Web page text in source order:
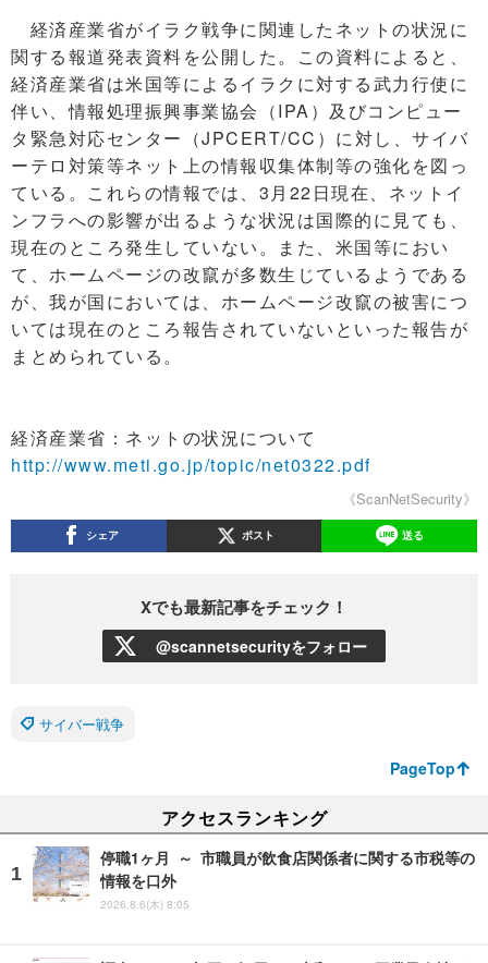
経済産業省がイラク戦争に関連したネットの状況に
関する報道発表資料を公開した。この資料によると、
経済産業省は米国等によるイラクに対する武力行使に
伴い、情報処理振興事業協会（IPA）及びコンピュー
タ緊急対応センター（JPCERT/CC）に対し、サイバ
ーテロ対策等ネット上の情報収集体制等の強化を図っ
ている。これらの情報では、3月22日現在、ネットイ
ンフラへの影響が出るような状況は国際的に見ても、
現在のところ発生していない。また、米国等におい
て、ホームページの改竄が多数生じているようである
が、我が国においては、ホームページ改竄の被害につ
いては現在のところ報告されていないといった報告が
まとめられている。
経済産業省：ネットの状況について
http://www.meti.go.jp/topic/net0322.pdf
《ScanNetSecurity》
シェア ポスト 送る
Xでも最新記事をチェック！
@scannetsecurityをフォロー
サイバー戦争
PageTop
アクセスランキング
停職1ヶ月 ～ 市職員が飲食店関係者に関する市税等の
情報を口外
2026.8.6(木) 8:05